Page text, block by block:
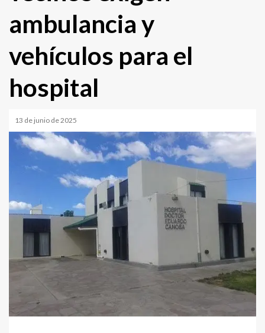
ambulancia y
vehículos para el
hospital
13 de junio de 2025